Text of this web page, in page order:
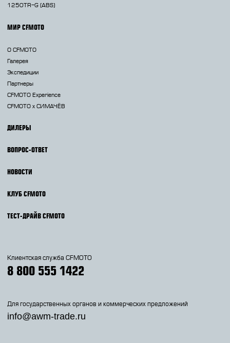
1250TR-G (ABS)
МИР CFMOTO
О CFMOTO
Галерея
Экспедиции
Партнеры
CFMOTO Experience
CFMOTO х СИМАЧЁВ
ДИЛЕРЫ
ВОПРОС-ОТВЕТ
НОВОСТИ
КЛУБ CFMOTO
ТЕСТ-ДРАЙВ CFMOTO
Клиентская служба CFMOTO
8 800 555 1422
Для государственных органов и коммерческих предложений
info@awm-trade.ru